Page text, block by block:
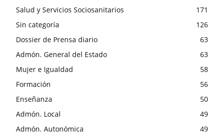
Salud y Servicios Sociosanitarios
171
Sin categoría
126
Dossier de Prensa diario
63
Admón. General del Estado
63
Mujer e Igualdad
58
Formación
56
Enseñanza
50
Admón. Local
49
Admón. Autonómica
49